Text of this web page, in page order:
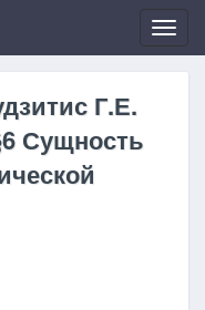
Г.Е.
Сущность